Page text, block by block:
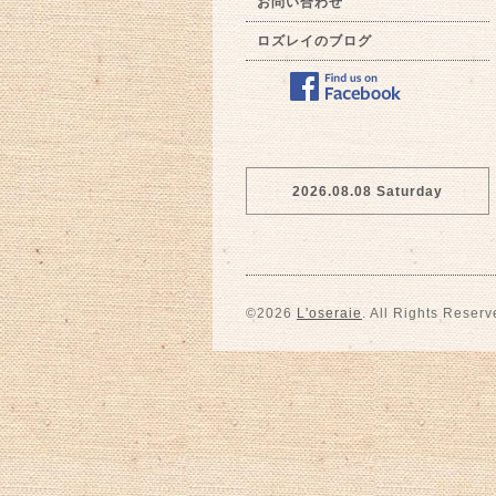
ロズレイのブログ
2026.08.08 Saturday
©2026 L'oseraie . All Rights